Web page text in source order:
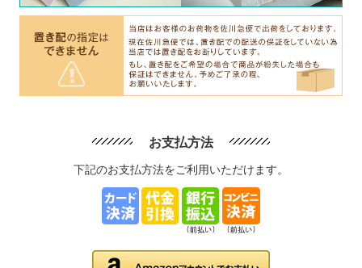
お支払方法
下記のお支払方法をご利用いただけます。